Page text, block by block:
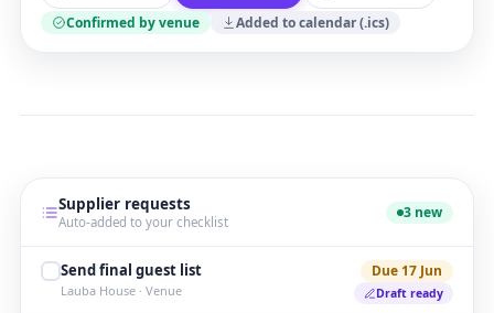
Confirmed by venue
Added to calendar (.ics)
Supplier requests
Auto-added to your checklist
3 new
Send final guest list
Lauba House · Venue
Due 17 Jun
Draft ready